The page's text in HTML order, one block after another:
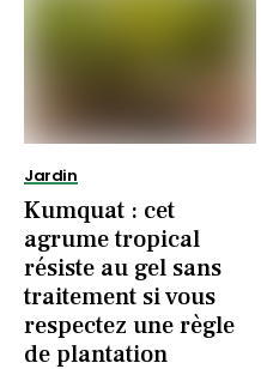
Jardin
Kumquat : cet
agrume tropical
résiste au gel sans
traitement si vous
respectez une règle
de plantation